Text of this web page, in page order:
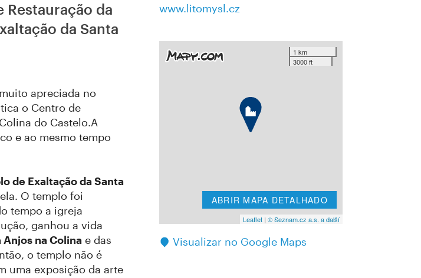
Restauração da
da Santa
apreciada no
o Centro de
do Castelo.A
e ao mesmo tempo
de Exaltação da Santa
O templo foi
tempo a igreja
ganhou a vida
na Colina e das
o templo não é
uma exposição da arte
www.litomysl.cz
1 km
3000 ft
ABRIR MAPA DETALHADO
Leaflet| © Seznam.cz a.s. a další
Visualizar no Google Maps